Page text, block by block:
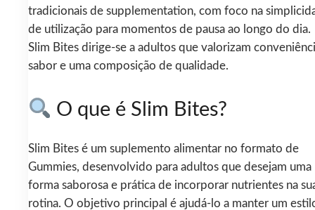
tradicionais de supplementation, com foco na
de utilização para momentos de pausa ao longo do dia.
Slim Bites dirige-se a adultos que valorizam
sabor e uma composição de qualidade.
O que é Slim Bites?
Slim Bites é um suplemento alimentar no formato de
Gummies, desenvolvido para adultos que desejam uma
forma saborosa e prática de incorporar nutrientes na
rotina. O objetivo principal é ajudá-lo a manter um